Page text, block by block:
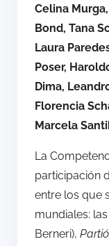
Celina
Bond, Tana
Laura
Poser,
Dima,
Florencia
Marcela
La
participación
entre los que
mundiales:
Berneri),